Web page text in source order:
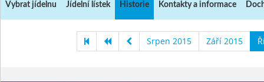
Vybrat jídelnu Jídelní lístek Historie Kontakty a informace
Srpen 2015 Září 2015